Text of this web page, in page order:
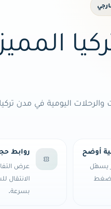
اليومية في مدن
أوضح
يسهّل
روابط
عرض
الانتقال
بسرعة.